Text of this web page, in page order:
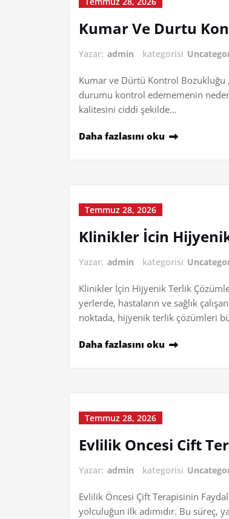
Kumar Ve Durtu
Yazar: admin kategorisi
Kumar ve Dürtü Kontrol Bozukluğu
durumu kontrol edememenin
kalitesini ciddi şekilde…
Daha fazlasını oku
Temmuz 28, 2026
Klinikler İcin
Yazar: admin kategorisi
Klinikler İçin Hijyenik Terlik
yerlerde, hastaların ve sağlık
noktada, hijyenik terlik çözümleri
Daha fazlasını oku
Temmuz 28, 2026
Evlilik Oncesi Cift
Yazar: admin kategorisi
Evlilik Öncesi Çift Terapisinin
yolculuğun ilk adımıdır. Bu süreç,